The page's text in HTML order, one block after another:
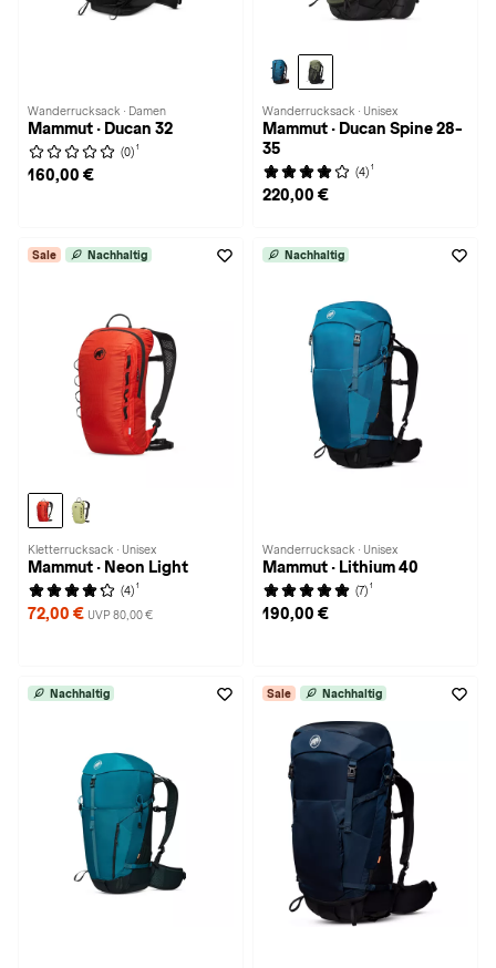
Wanderrucksack · Damen
Mammut · Ducan 32
(0) 1
160,00 €
Wanderrucksack · Unisex
Mammut · Ducan Spine 28-
35
(4) 1
220,00 €
Sale Nachhaltig
Kletterrucksack · Unisex
Mammut · Neon Light
(4) 1
72,00 € UVP 80,00 €
Nachhaltig
Wanderrucksack · Unisex
Mammut · Lithium 40
(7) 1
190,00 €
Nachhaltig Sale Nachhaltig